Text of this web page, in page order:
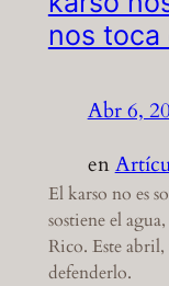
nos
Abr 6,
en
El karso no es
sostiene el
Rico. Este
defenderlo.